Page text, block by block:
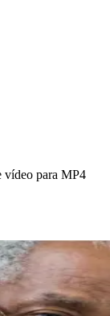
vídeo para MP4